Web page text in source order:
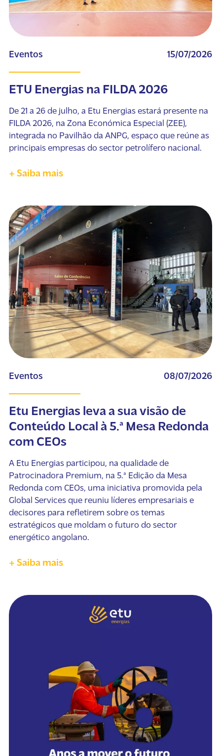
Eventos 15/07/2026
ETU Energias na FILDA 2026
De 21 a 26 de julho, a Etu Energias estará presente na
FILDA 2026, na Zona Económica Especial (ZEE),
integrada no Pavilhão da ANPG, espaço que reúne as
principais empresas do sector petrolífero nacional.
+ Saiba mais
Eventos 08/07/2026
Etu Energias leva a sua visão de
Conteúdo Local à 5.ª Mesa Redonda
com CEOs
A Etu Energias participou, na qualidade de
Patrocinadora Premium, na 5.ª Edição da Mesa
Redonda com CEOs, uma iniciativa promovida pela
Global Services que reuniu líderes empresariais e
decisores para refletirem sobre os temas
estratégicos que moldam o futuro do sector
energético angolano.
+ Saiba mais